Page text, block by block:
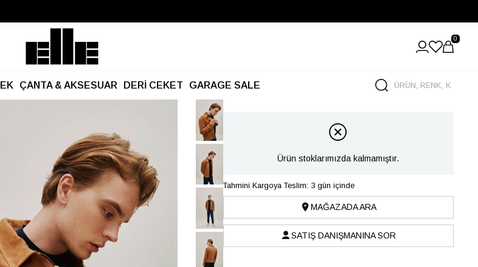
Kargo Ücretsiz!
0
ÇANTA & AKSESUAR DERİ CEKET GARAGE SALE
Ürün stoklarımızda kalmamıştır.
Tahmini Kargoya Teslim: 3 gün içinde
MAĞAZADA ARA
SATIŞ DANIŞMANINA SOR